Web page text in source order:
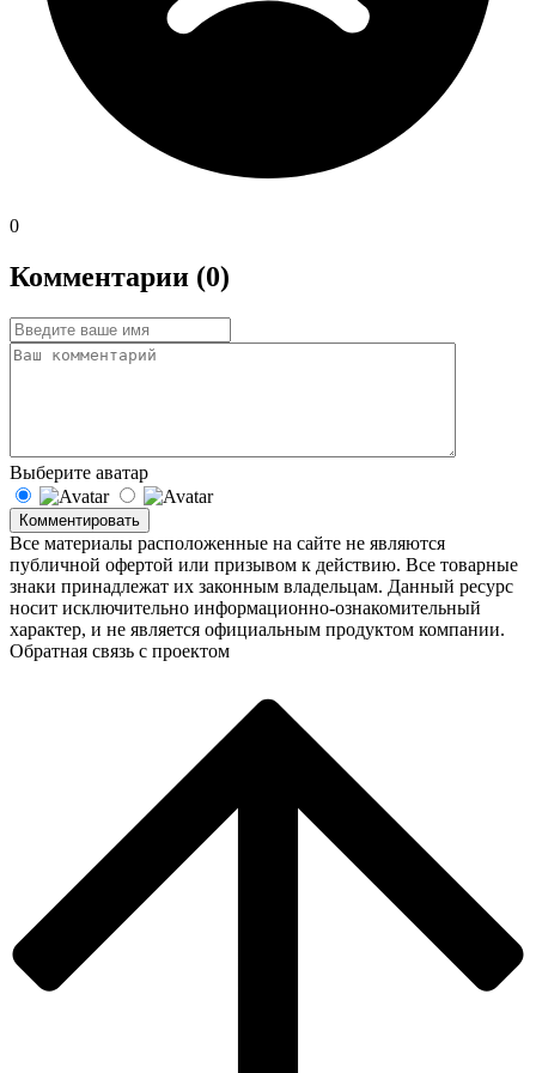
0
Комментарии (0)
Выберите аватар
Комментировать
Все материалы расположенные на сайте не являются
публичной офертой или призывом к действию. Все товарные
знаки принадлежат их законным владельцам. Данный ресурс
носит исключительно информационно-ознакомительный
характер, и не является официальным продуктом компании.
Обратная связь с проектом